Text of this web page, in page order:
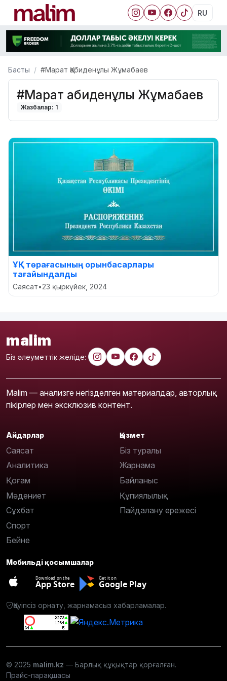
RU
Басты #Марат Қабиденұлы Жұмабаев
#Марат Қабиденұлы Жұмабаев
Жазбалар: 1
ҰҚК төрағасының орынбасарлары
тағайындалды
Саясат•23 қыркүйек, 2024
malim
Біз әлеуметтік желіде:
Malim — анализге негізделген материалдар, авторлық
пікірлер мен эксклюзив контент.
Айдарлар
Саясат
Аналитика
Қоғам
Мәдениет
Сұхбат
Спорт
Бейне
Қызмет
Біз туралы
Жарнама
Байланыс
Құпиялылық
Пайдалану ережесі
Мобильді қосымшалар
Download on the
App Store
Get it on
Google Play
Қауіпсіз орнату, жарнамасыз хабарламалар.
© 2025 malim.kz — Барлық құқықтар қорғалған.
Прайс-парақшасы